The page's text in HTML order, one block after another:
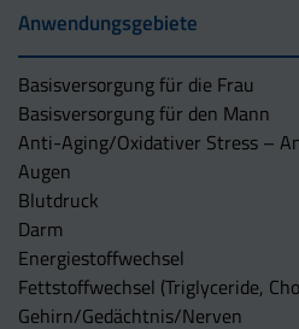
Anwendungsgebiete
Basisversorgung für die Frau
Basisversorgung für den Mann
Anti-Aging/Oxidativer Stress –
Augen
Blutdruck
Darm
Energiestoffwechsel
Fettstoffwechsel (Triglyceride,
Gehirn/Gedächtnis/Nerven